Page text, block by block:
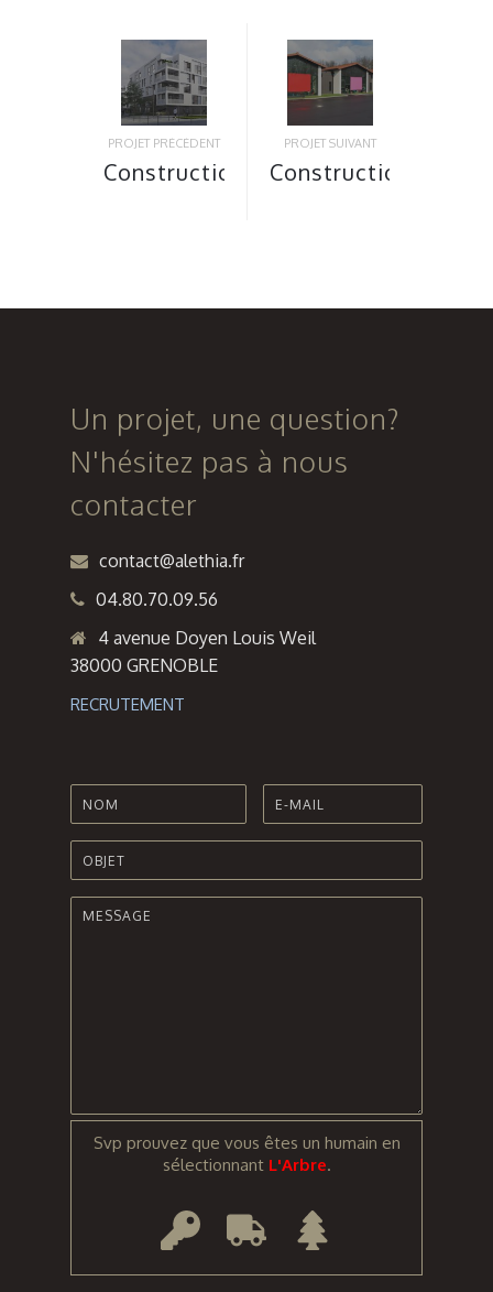
PROJET PRÉCÉDENT
Construction
Balcons de
Rillieux-
La-Pape
PROJET SUIVANT
Construction
prince à
Un projet, une question?
N'hésitez pas à nous
contacter
contact@alethia.fr
04.80.70.09.56
4 avenue Doyen Louis Weil
38000 GRENOBLE
RECRUTEMENT
Svp prouvez que vous êtes un humain en
sélectionnantL'Arbre.